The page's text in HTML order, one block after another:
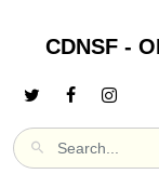
CDNSF -